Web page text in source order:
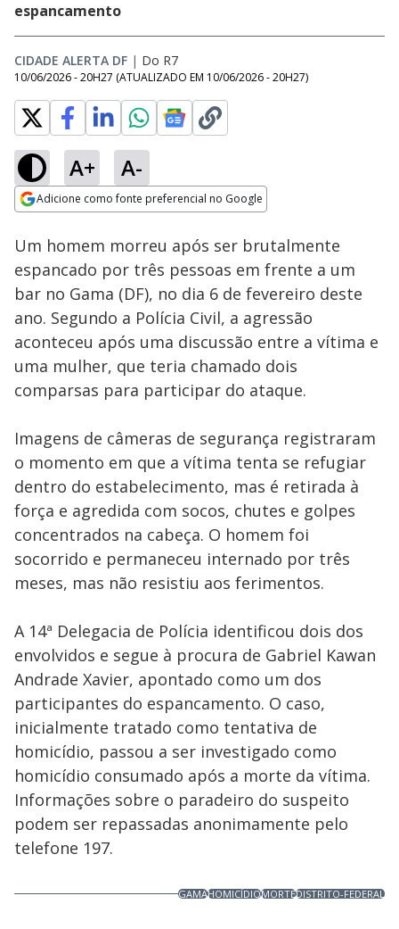
espancamento
CIDADE ALERTA DF | Do R7
10/06/2026 - 20H27 (ATUALIZADO EM 10/06/2026 - 20H27)
A+ A-
Adicione como fonte preferencial no Google
Ativar
Loaded
19.60%
Um homem morreu após ser brutalmente
espancado por três pessoas em frente a um
bar no Gama (DF), no dia 6 de fevereiro deste
ano. Segundo a Polícia Civil, a agressão
aconteceu após uma discussão entre a vítima e
uma mulher, que teria chamado dois
comparsas para participar do ataque.
Imagens de câmeras de segurança registraram
o momento em que a vítima tenta se refugiar
dentro do estabelecimento, mas é retirada à
força e agredida com socos, chutes e golpes
concentrados na cabeça. O homem foi
socorrido e permaneceu internado por três
meses, mas não resistiu aos ferimentos.
A 14ª Delegacia de Polícia identificou dois dos
envolvidos e segue à procura de Gabriel Kawan
Andrade Xavier, apontado como um dos
participantes do espancamento. O caso,
inicialmente tratado como tentativa de
homicídio, passou a ser investigado como
homicídio consumado após a morte da vítima.
Informações sobre o paradeiro do suspeito
podem ser repassadas anonimamente pelo
telefone 197.
GAMAHOMICÍDIOMORTEDISTRITO-FEDERAL